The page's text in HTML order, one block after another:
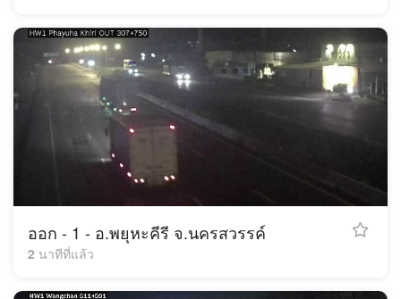
ออก - 1 - อ.พยุหะคีรี จ.นครสวรรค์
2 นาทีที่แล้ว